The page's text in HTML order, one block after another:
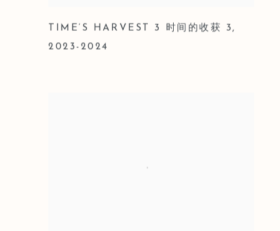
TIME’S HARVEST 3 时间的收获 3,
2023-2024